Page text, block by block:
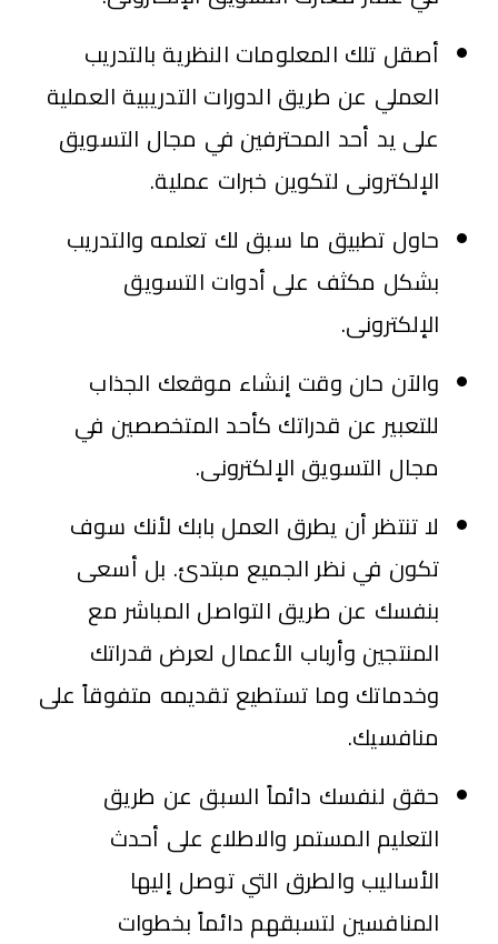
أصقل تلك المعلومات النظرية بالتدريب
العملي عن طريق الدورات التدريبية العملية
على يد أحد المحترفين في مجال التسويق
الإلكترونى لتكوين خبرات عملية.
حاول تطبيق ما سبق لك تعلمه والتدريب
بشكل مكثف على أدوات التسويق
الإلكترونى.
والآن حان وقت إنشاء موقعك الجذاب
للتعبير عن قدراتك كأحد المتخصصين في
مجال التسويق الإلكترونى.
لا تنتظر أن يطرق العمل بابك لأنك سوف
تكون في نظر الجميع مبتدئ. بل أسعى
بنفسك عن طريق التواصل المباشر مع
المنتجين وأرباب الأعمال لعرض قدراتك
وخدماتك وما تستطيع تقديمه متفوقاً على
منافسيك.
حقق لنفسك دائماً السبق عن طريق
التعليم المستمر والاطلاع على أحدث
الأساليب والطرق التي توصل إليها
المنافسين لتسبقهم دائماً بخطوات